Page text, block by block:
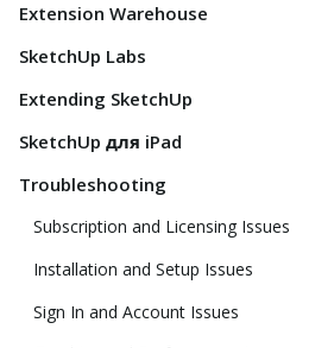
Extension Warehouse
SketchUp Labs
Extending SketchUp
SketchUp для iPad
Troubleshooting
Subscription and Licensing Issues
Installation and Setup Issues
Sign In and Account Issues